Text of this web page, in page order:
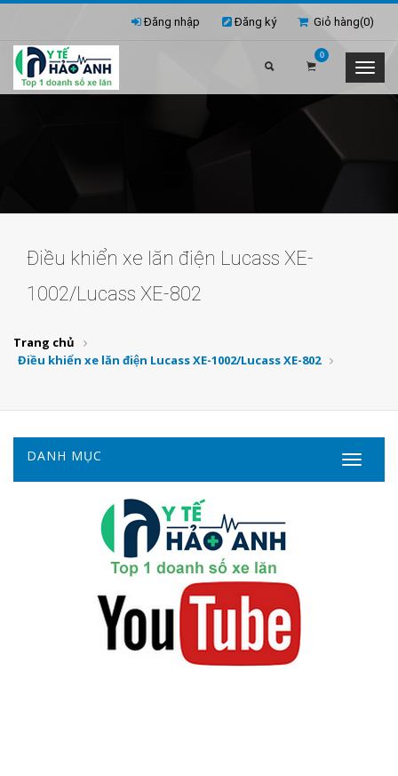
Giỏ hàng(0)
Đăng nhập Đăng ký
0
Điều khiển xe lăn điện Lucass XE-
1002/Lucass XE-802
Trang chủ
Điều khiển xe lăn điện Lucass XE-1002/Lucass XE-802
DANH MỤC